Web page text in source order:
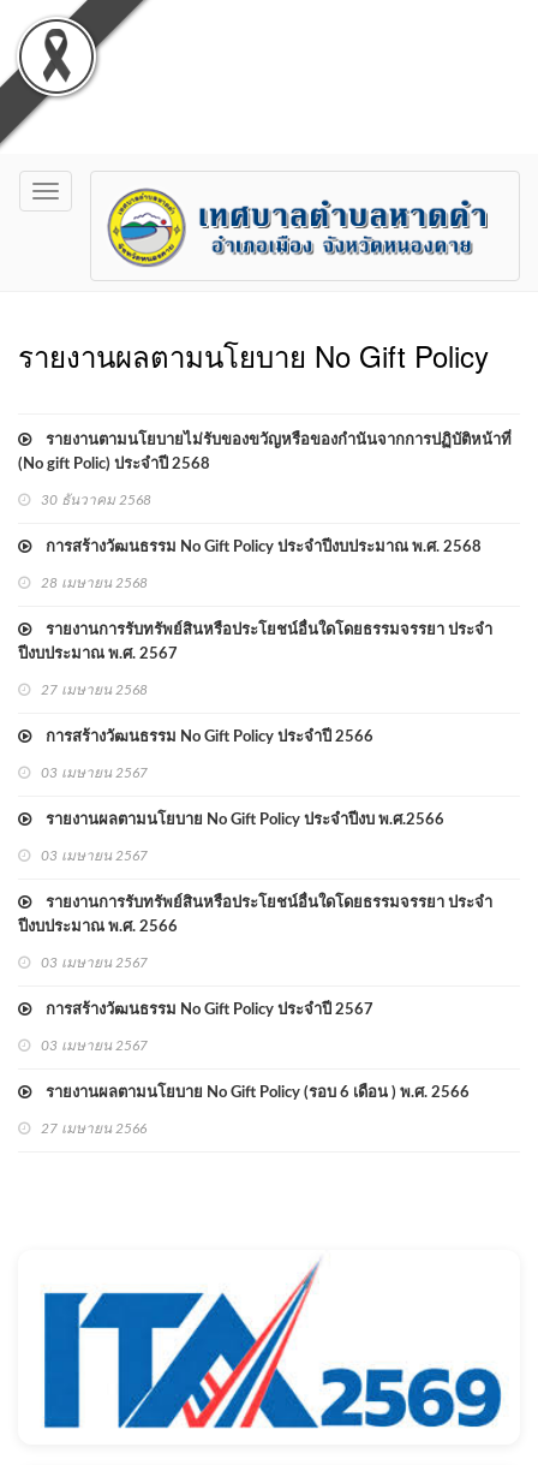
Toggle
navigation
รายงานผลตามนโยบาย No Gift Policy
รายงานตามนโยบายไม่รับของขวัญหรือของกำนันจากการปฏิบัติหน้าที่
(No gift Polic) ประจำปี 2568
30 ธันวาคม 2568
การสร้างวัฒนธรรม No Gift Policy ประจำปีงบประมาณ พ.ศ. 2568
28 เมษายน 2568
รายงานการรับทรัพย์สินหรือประโยชน์อื่นใดโดยธรรมจรรยา ประจำ
ปีงบประมาณ พ.ศ. 2567
27 เมษายน 2568
การสร้างวัฒนธรรม No Gift Policy ประจำปี 2566
03 เมษายน 2567
รายงานผลตามนโยบาย No Gift Policy ประจำปีงบ พ.ศ.2566
03 เมษายน 2567
รายงานการรับทรัพย์สินหรือประโยชน์อื่นใดโดยธรรมจรรยา ประจำ
ปีงบประมาณ พ.ศ. 2566
03 เมษายน 2567
การสร้างวัฒนธรรม No Gift Policy ประจำปี 2567
03 เมษายน 2567
รายงานผลตามนโยบาย No Gift Policy (รอบ 6 เดือน ) พ.ศ. 2566
27 เมษายน 2566